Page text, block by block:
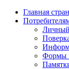
Главная
Личный
Формы